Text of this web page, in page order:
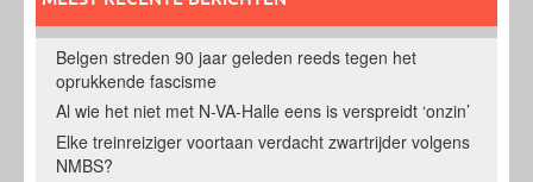
Belgen streden 90 jaar geleden reeds tegen het
oprukkende fascisme
Al wie het niet met N-VA-Halle eens is verspreidt ‘onzin’
Elke treinreiziger voortaan verdacht zwartrijder volgens
NMBS?